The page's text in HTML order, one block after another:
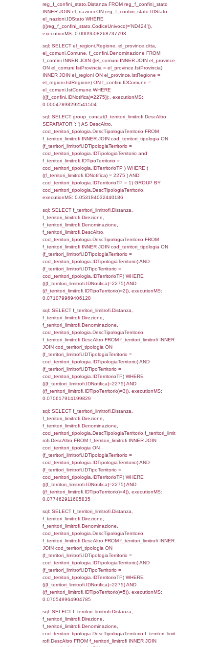
el_regioni_1.Regione as RegioneSL FROM
(((((a1_stabilimento LEFT JOIN el_comuni
a1_stabilimento.ComuneStab =
= el_province.IstProvincia) LEFT JOIN
a1_stabilimento.RegioneStab =
LEFT JOIN el_comuni AS el_comuni_1 ON
a1_stabilimento.IstComuneSL =
LEFT JOIN el_province AS el_province_1
a1_stabilimento.IstProvinciaSL =
el_province_1.IstProvincia) LEFT JOIN
el_regioni_1 ON
el_regioni_1.IstRegione where
executionMS: 0.00075602531433105
sql: SELECT a2p.Cognome, a2p.Nome
a2_ruolipersonale a2rp INNER JOIN
a2rp.IDPersonale = a2p.IDPersonale
executionMS: 0.0060141086578369
sql: SELECT a2p.Cognome, a2p.Nome
a2_ruolipersonale a2rp INNER JOIN
a2rp.IDPersonale = a2p.IDPersonale
(((a2p.IDNotifica)=2275) AND
executionMS: 0.0047471523284912
sql: SELECT cod_ipa_aoo.des_amm,
d1_controlli.UntAmmTerr,
d1_controlli.Regione, d1_controlli.Provincia,
d1_controlli.Comune, d1_controlli.Via,
d1_controlli.Email, d1_controlli.Pec FROM
INNER JOIN d1_controlli ON
d1_controlli.UntAmmTerr where
executionMS: 0.028931856155396
sql: SELECT * FROM d2_autorizzazioni
IDNotifica=2275, executionMS:
sql: SELECT Ispezione, IDArticoloComma,
StatoIspezione,
'%d/%m/%Y') as DataApertura,
DATE_FORMAT(DataChiusura, '%d/%m/
DataChiusura,
'%d/%m/%Y') as DataUltimoPIR FROM
WHERE (((d3_ispezioni.IDNotifica)=2275)),
sql: SELECT el_nazioni.DescIT,
FROM f_confini_stato INNER JOIN
f_confini_stato.IDStato = el_nazioni.IDStato
f_confini_stato.IDNotifica = 2275;,
0.00045490264892578
sql: SELECT el_nazioni.DescIT,
reg_f_confini_stato.Distanza FROM
INNER JOIN el_nazioni ON
el_nazioni.IDStato WHERE